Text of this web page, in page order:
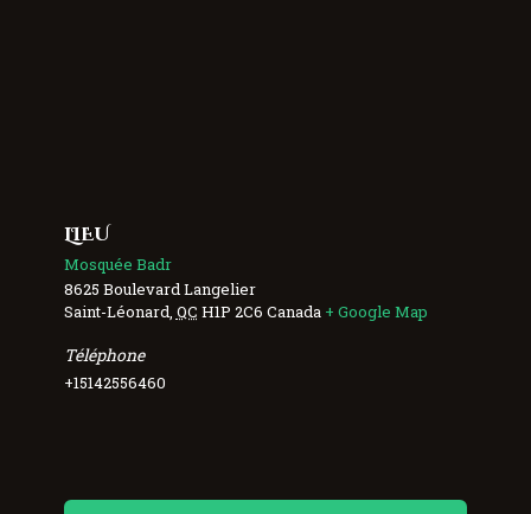
LIEU
Mosquée Badr
8625 Boulevard Langelier
Saint-Léonard QC H1P 2C6 Canada + Google Map
Téléphone
+15142556460